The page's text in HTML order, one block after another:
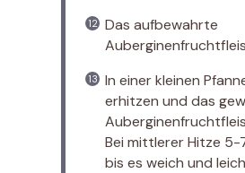
Das aufbewahrte
In einer kleinen
erhitzen und das
Bei mittlerer Hitze
bis es weich und